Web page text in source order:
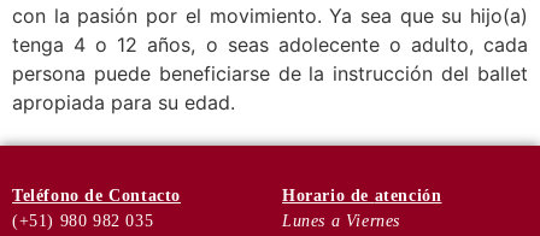
con la pasión por el movimiento. Ya sea que su hijo(a)
tenga 4 o 12 años, o seas adolecente o adulto, cada
persona puede beneficiarse de la instrucción del ballet
apropiada para su edad.
Teléfono de Contacto
(+51) 980 982 035
Horario de atención
Lunes a Viernes